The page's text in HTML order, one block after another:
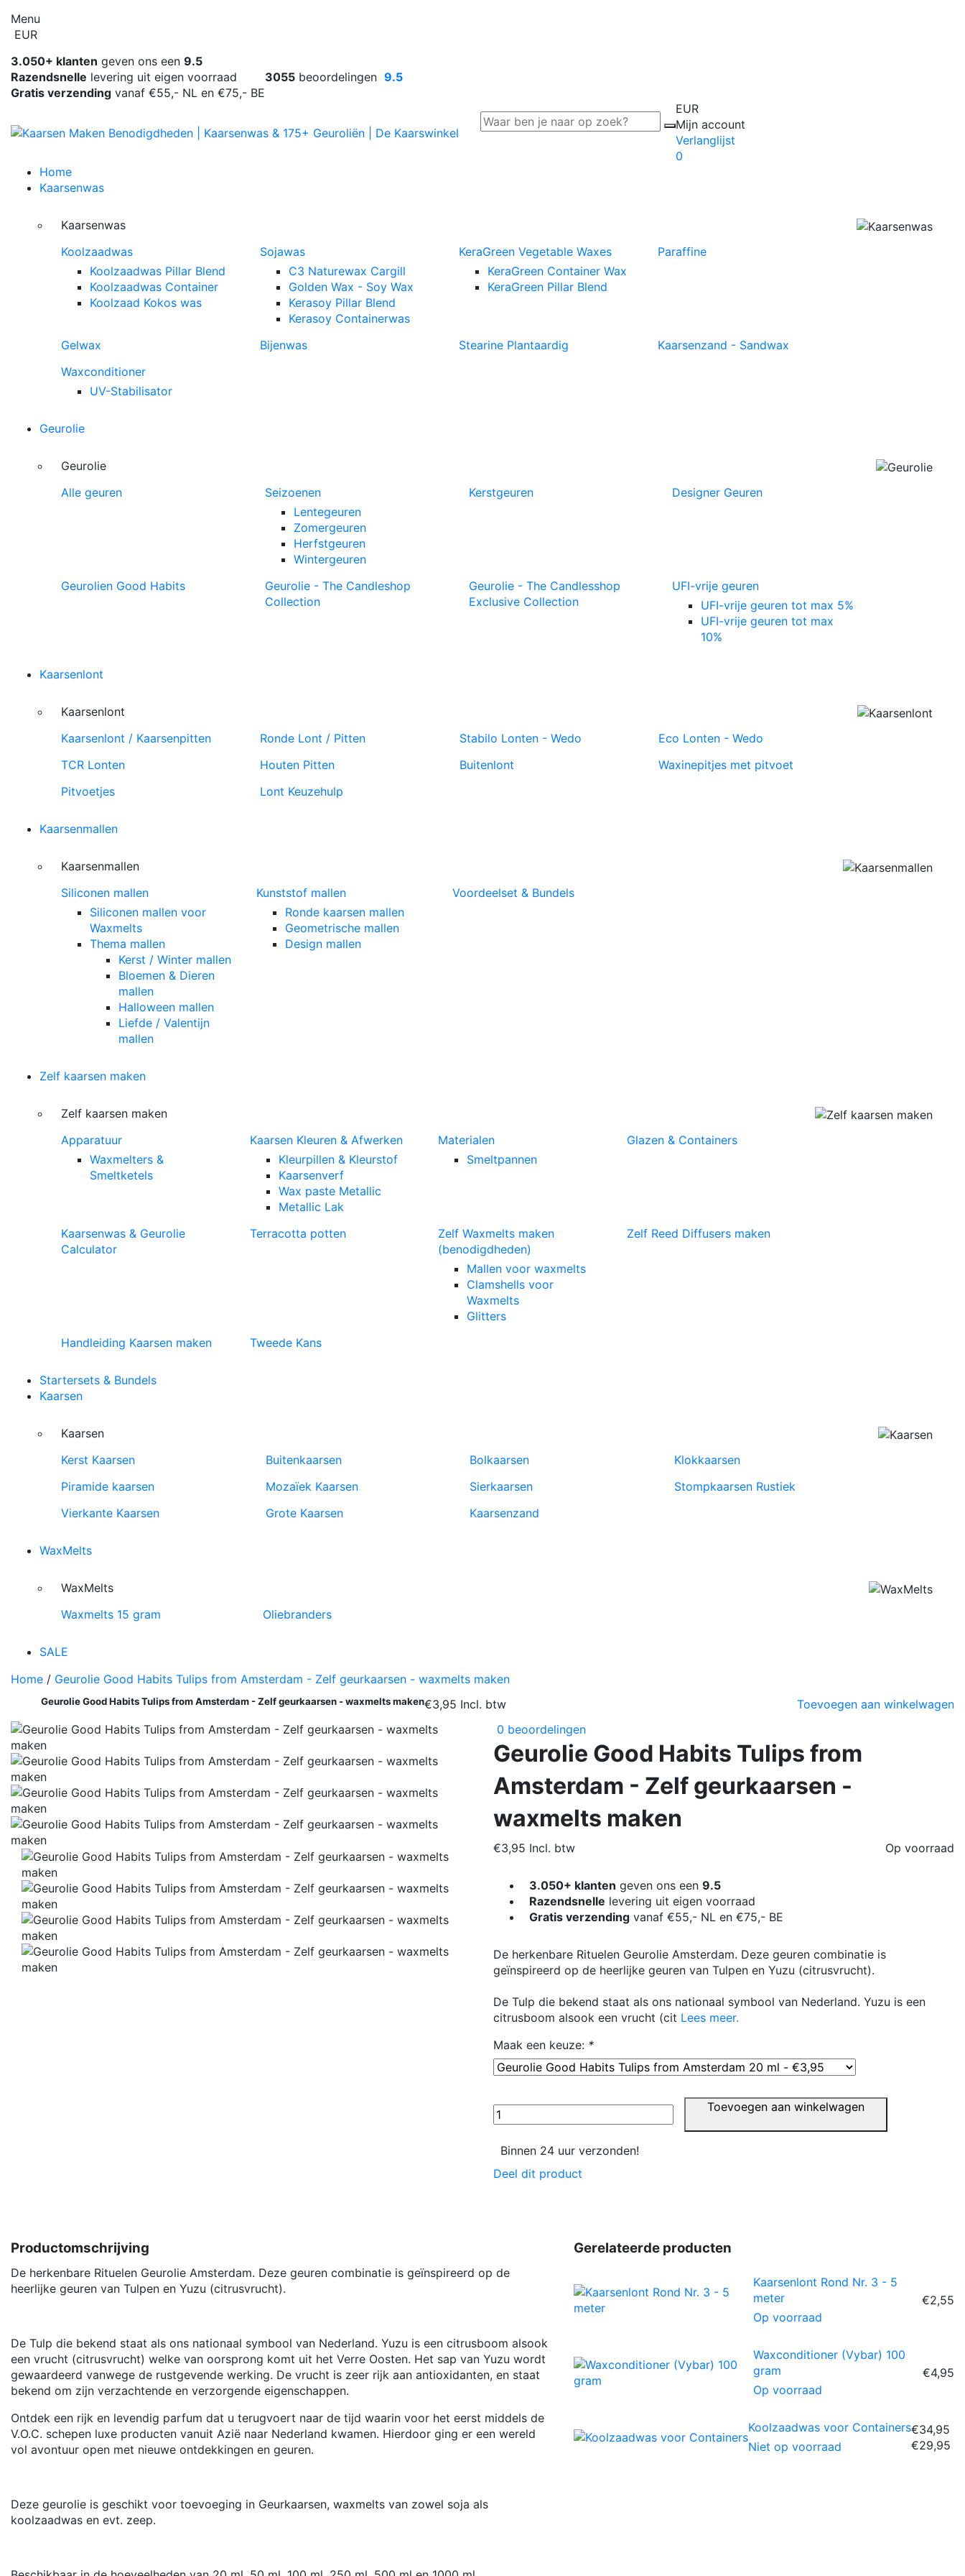
Menu
EUR
3.050+ klanten geven ons een 9.5
Razendsnelle levering uit eigen voorraad
Gratis verzending vanaf €55,- NL en €75,- BE
3055 beoordelingen 9.5
EUR
Mijn account
Verlanglijst
0
Home
Kaarsenwas
Kaarsenwas
Koolzaadwas
Koolzaadwas Pillar Blend
Koolzaadwas Container
Koolzaad Kokos was
Sojawas
C3 Naturewax Cargill
Golden Wax - Soy Wax
Kerasoy Pillar Blend
Kerasoy Containerwas
KeraGreen Vegetable Waxes
KeraGreen Container Wax
KeraGreen Pillar Blend
Paraffine
Gelwax Bijenwas Stearine Plantaardig
Kaarsenzand - Sandwax
Waxconditioner
UV-Stabilisator
Geurolie
Geurolie
Alle geuren
Seizoenen
Lentegeuren
Zomergeuren
Herfstgeuren
Wintergeuren
Kerstgeuren Designer Geuren
Geurolien Good Habits
Geurolie - The Candleshop
Collection
Geurolie - The Candlesshop
Exclusive Collection
UFI-vrije geuren
UFI-vrije geuren tot max 5%
UFI-vrije geuren tot max
10%
Kaarsenlont
Kaarsenlont
Kaarsenlont / Kaarsenpitten
Ronde Lont / Pitten Stabilo Lonten - Wedo
Eco Lonten - Wedo
TCR Lonten
Houten Pitten Buitenlont
Waxinepitjes met pitvoet
Pitvoetjes
Lont Keuzehulp
Kaarsenmallen
Kaarsenmallen
Siliconen mallen
Siliconen mallen voor
Waxmelts
Thema mallen
Kerst / Winter mallen
Bloemen & Dieren
mallen
Halloween mallen
Liefde / Valentijn
mallen
Kunststof mallen
Ronde kaarsen mallen
Geometrische mallen
Design mallen
Voordeelset & Bundels
Zelf kaarsen maken
Zelf kaarsen maken
Apparatuur
Waxmelters &
Smeltketels
Kaarsen Kleuren & Afwerken
Kleurpillen & Kleurstof
Kaarsenverf
Wax paste Metallic
Metallic Lak
Materialen
Smeltpannen
Glazen & Containers
Kaarsenwas & Geurolie
Calculator
Terracotta potten
Zelf Waxmelts maken
(benodigdheden)
Mallen voor waxmelts
Clamshells voor
Waxmelts
Glitters
Zelf Reed Diffusers maken
Handleiding Kaarsen maken Tweede Kans
Startersets & Bundels
Kaarsen
Kaarsen
Kerst Kaarsen
Buitenkaarsen Bolkaarsen
Klokkaarsen
Piramide kaarsen
Mozaïek Kaarsen Sierkaarsen
Stompkaarsen Rustiek
Vierkante Kaarsen
Grote Kaarsen Kaarsenzand
WaxMelts
WaxMelts
Waxmelts 15 gram
Oliebranders
SALE
Home / Geurolie Good Habits Tulips from Amsterdam - Zelf geurkaarsen - waxmelts maken
Geurolie Good Habits Tulips from Amsterdam - Zelf geurkaarsen - waxmelts maken€3,95 Incl. btw
Toevoegen aan winkelwagen
0 beoordelingen
Geurolie Good Habits Tulips from
Amsterdam - Zelf geurkaarsen -
waxmelts maken
€3,95 Incl. btw Op voorraad
3.050+ klanten geven ons een 9.5
Razendsnelle levering uit eigen voorraad
Gratis verzending vanaf €55,- NL en €75,- BE
De herkenbare Rituelen Geurolie Amsterdam. Deze geuren combinatie is
geïnspireerd op de heerlijke geuren van Tulpen en Yuzu (citrusvrucht).
De Tulp die bekend staat als ons nationaal symbool van Nederland. Yuzu is een
citrusboom alsook een vrucht (cit Lees meer.
Maak een keuze: *
Toevoegen aan winkelwagen
Binnen 24 uur verzonden!
Deel dit product
Productomschrijving
De herkenbare Rituelen Geurolie Amsterdam. Deze geuren combinatie is geïnspireerd op de
heerlijke geuren van Tulpen en Yuzu (citrusvrucht).
De Tulp die bekend staat als ons nationaal symbool van Nederland. Yuzu is een citrusboom alsook
een vrucht (citrusvrucht) welke van oorsprong komt uit het Verre Oosten. Het sap van Yuzu wordt
gewaardeerd vanwege de rustgevende werking. De vrucht is zeer rijk aan antioxidanten, en staat
bekend om zijn verzachtende en verzorgende eigenschappen.
Ontdek een rijk en levendig parfum dat u terugvoert naar de tijd waarin voor het eerst middels de
V.O.C. schepen luxe producten vanuit Azië naar Nederland kwamen. Hierdoor ging er een wereld
vol avontuur open met nieuwe ontdekkingen en geuren.
Deze geurolie is geschikt voor toevoeging in Geurkaarsen, waxmelts van zowel soja als
koolzaadwas en evt. zeep.
Gerelateerde producten
Kaarsenlont Rond Nr. 3 - 5
meter
Op voorraad
€2,55
Waxconditioner (Vybar) 100
gram
Op voorraad
€4,95
Koolzaadwas voor Containers
Niet op voorraad
€34,95
€29,95